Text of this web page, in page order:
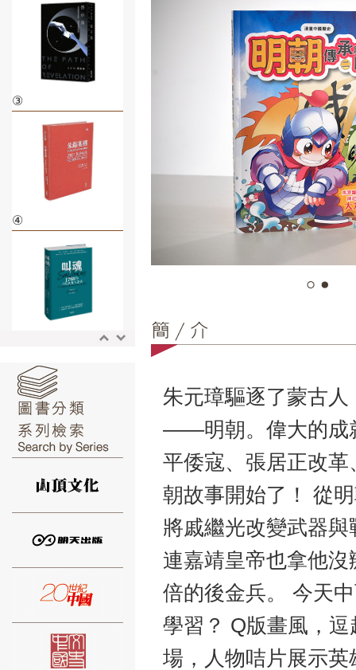
③
④
⑥
朱元璋驅逐了蒙古
——明朝。偉大的成
平倭寇、張居正改
朝故事開始了！ 從
將戚繼光改變武器
連嘉靖皇帝也拿他
倍的後金兵。 今天
學習？ Q版畫風，
場，人物咭片展示